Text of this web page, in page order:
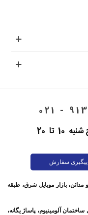
تا 20
پیگیری سفارش
مدائن، بازار موبایل شرق، طبقه
آلومینیوم، پاساژ یگانه،